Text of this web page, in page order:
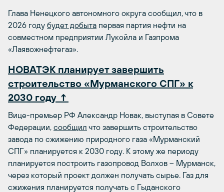
Глава Ненецкого автономного округа сообщил, что в
2026 году будет добыта первая партия нефти на
совместном предприятии Лукойла и Газпрома
«Лаявожнефтегаз».
НОВАТЭК планирует завершить
строительство «Мурманского СПГ» к
2030 году ↑
Вице-премьер РФ Александр Новак, выступая в Совете
Федерации, сообщил что завершить строительство
завода по сжижению природного газа «Мурманский
СПГ» планируется к 2030 году. К этому же периоду
планируется построить газопровод Волхов – Мурманск,
через который проект должен получать сырье. Газ для
сжижения планируется получать с Гыданского